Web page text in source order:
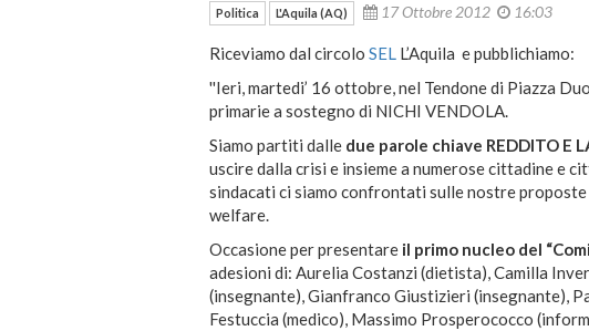
Politica L'Aquila (AQ) 17 Ottobre 2012 16:03
Riceviamo dal circolo SEL L’Aquila e pubblichiamo:
''Ieri, martedi’ 16 ottobre, nel Tendone di Piazza
primarie a sostegno di NICHI VENDOLA.
Siamo partiti dalle due parole chiave REDDITO E
uscire dalla crisi e insieme a numerose cittadine e
sindacati ci siamo confrontati sulle nostre
welfare.
Occasione per presentare il primo nucleo del
adesioni di: Aurelia Costanzi (dietista), Camilla
(insegnante), Gianfranco Giustizieri (insegnante),
Festuccia (medico), Massimo Prosperococco